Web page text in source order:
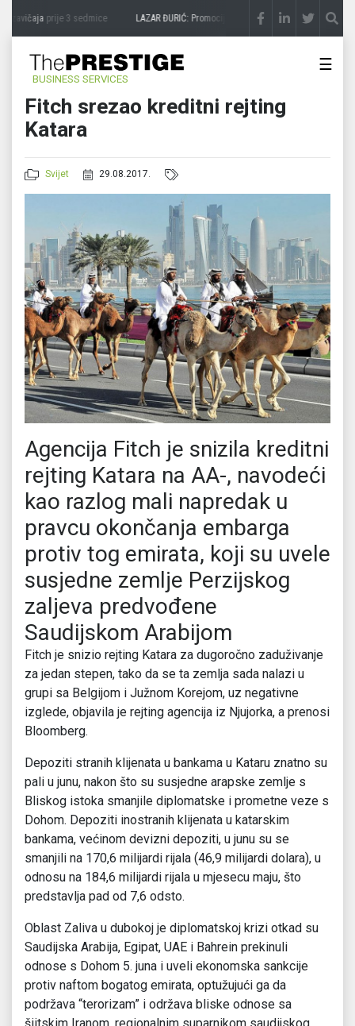
zavičajaprije 3 sedmice LAZAR ĐURIĆ: Promocija potencijal pretvara u destinaciju
BUSINESS SERVICES
☰
Fitch srezao kreditni rejting
Katara
Svijet 29.08.2017.
Agencija Fitch je snizila kreditni
rejting Katara na AA-, navodeći
kao razlog mali napredak u
pravcu okončanja embarga
protiv tog emirata, koji su uvele
susjedne zemlje Perzijskog
zaljeva predvođene
Saudijskom Arabijom
Fitch je snizio rejting Katara za dugoročno zaduživanje
za jedan stepen, tako da se ta zemlja sada nalazi u
grupi sa Belgijom i Južnom Korejom, uz negativne
izglede, objavila je rejting agencija iz Njujorka, a prenosi
Bloomberg.
Depoziti stranih klijenata u bankama u Kataru znatno su
pali u junu, nakon što su susjedne arapske zemlje s
Bliskog istoka smanjile diplomatske i prometne veze s
Dohom. Depoziti inostranih klijenata u katarskim
bankama, većinom devizni depoziti, u junu su se
smanjili na 170,6 milijardi rijala (46,9 milijardi dolara), u
odnosu na 184,6 milijardi rijala u mjesecu maju, što
predstavlja pad od 7,6 odsto.
Oblast Zaliva u dubokoj je diplomatskoj krizi otkad su
Saudijska Arabija, Egipat, UAE i Bahrein prekinuli
odnose s Dohom 5. juna i uveli ekonomska sankcije
protiv naftom bogatog emirata, optužujući ga da
podržava “terorizam” i održava bliske odnose sa